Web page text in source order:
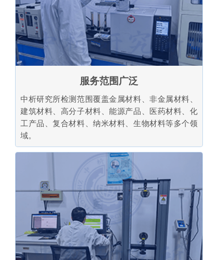
服务范围广泛
中析研究所检测范围覆盖金属材料、非金属材料、
建筑材料、高分子材料、能源产品、医药材料、化
工产品、复合材料、纳米材料、生物材料等多个领
域。